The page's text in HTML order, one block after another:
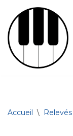
Aller
au
contenu
Accueil \ Relevés